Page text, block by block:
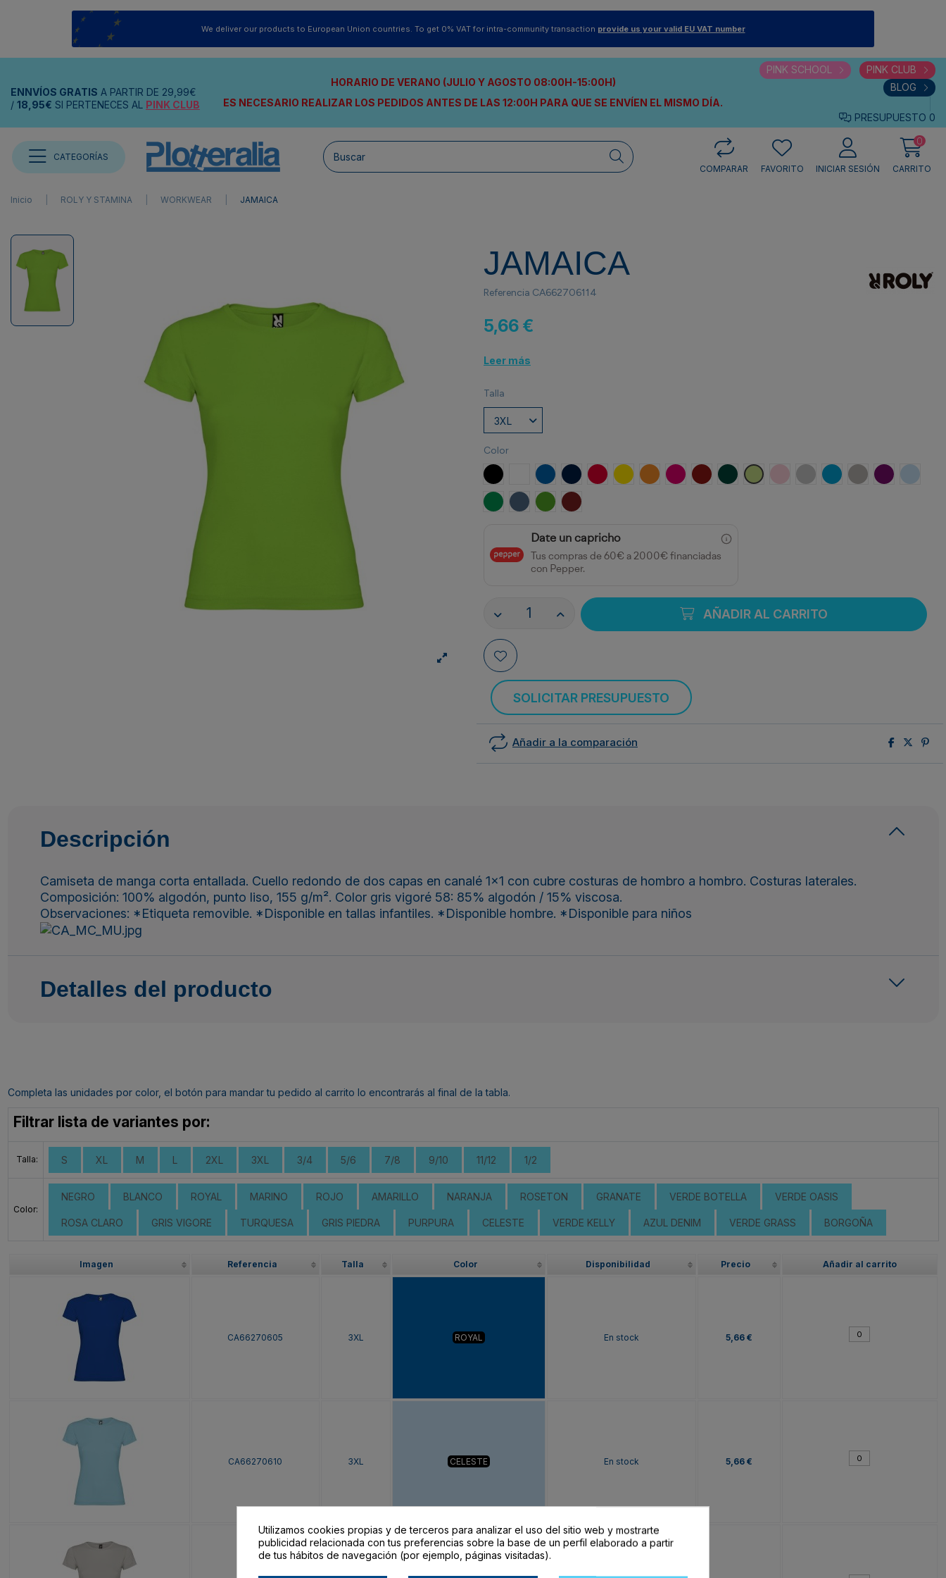
We deliver our products to European Union countries. To get 0% VAT for intra-community transaction provide us your valid EU VAT number
ENNVÍOS GRATIS A PARTIR DE 29,99€
/ 18,95€ SI PERTENECES AL PINK CLUB
HORARIO DE VERANO (JULIO Y AGOSTO 08:00H-15:00H)
ES NECESARIO REALIZAR LOS PEDIDOS ANTES DE LAS 12:00H PARA QUE SE ENVÍEN EL MISMO DÍA.
PINK SCHOOL
PINK CLUB
BLOG
PRESUPUESTO 0
CATEGORÍAS
COMPARAR
FAVORITO INICIAR SESIÓN
0
CARRITO
Inicio ROLY Y STAMINA WORKWEAR JAMAICA
JAMAICA
Referencia CA662706114
5,66 €
Leer más
Talla
Color
NEGRO BLANCOROYAL MARINOROJO AMARILLONARANJAROSETONGRANATEVERDE BOTELLA
VERDE OASIS
ROSA CLARO
GRIS VIGORE
TURQUESAGRIS PIEDRA
PURPURA
VERDE KELLY
AZUL DENIMVERDE GRASS
BORGOÑA
Date un capricho
Tus compras de 60€ a 2000€ financiadas
con Pepper.
AÑADIR AL CARRITO
SOLICITAR PRESUPUESTO
Añadir a la comparación
Descripción
Camiseta de manga corta entallada. Cuello redondo de dos capas en canalé 1x1 con cubre costuras de hombro a hombro. Costuras laterales.
Composición: 100% algodón, punto liso, 155 g/m². Color gris vigoré 58: 85% algodón / 15% viscosa.
Observaciones: *Etiqueta removible. *Disponible en tallas infantiles. *Disponible hombre. *Disponible para niños
Detalles del producto
Completa las unidades por color, el botón para mandar tu pedido al carrito lo encontrarás al final de la tabla.
Filtrar lista de variantes por:
Talla: S XL M L 2XL 3XL 3/4 5/6 7/8 9/10 11/12 1/2
Color:
NEGRO BLANCO ROYAL MARINO ROJO AMARILLO NARANJA ROSETON GRANATE VERDE BOTELLA VERDE OASIS
ROSA CLARO GRIS VIGORE TURQUESA GRIS PIEDRA PURPURA CELESTE VERDE KELLY AZUL DENIM VERDE GRASS BORGOÑA
Imagen Referencia Talla Color Disponibilidad Precio Añadir al carrito
CA66270605 3XL ROYAL En stock 5,66 €
CA66270610 3XL CELESTE En stock 5,66 €
Utilizamos cookies propias y de terceros para analizar el uso del sitio web y mostrarte
publicidad relacionada con tus preferencias sobre la base de un perfil elaborado a partir
de tus hábitos de navegación (por ejemplo, páginas visitadas).